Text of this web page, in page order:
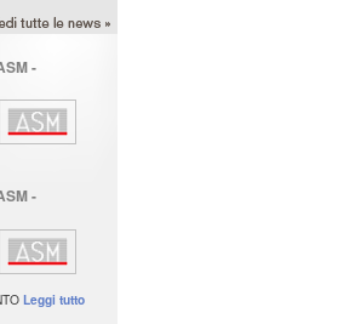
-
-
Leggi tutto